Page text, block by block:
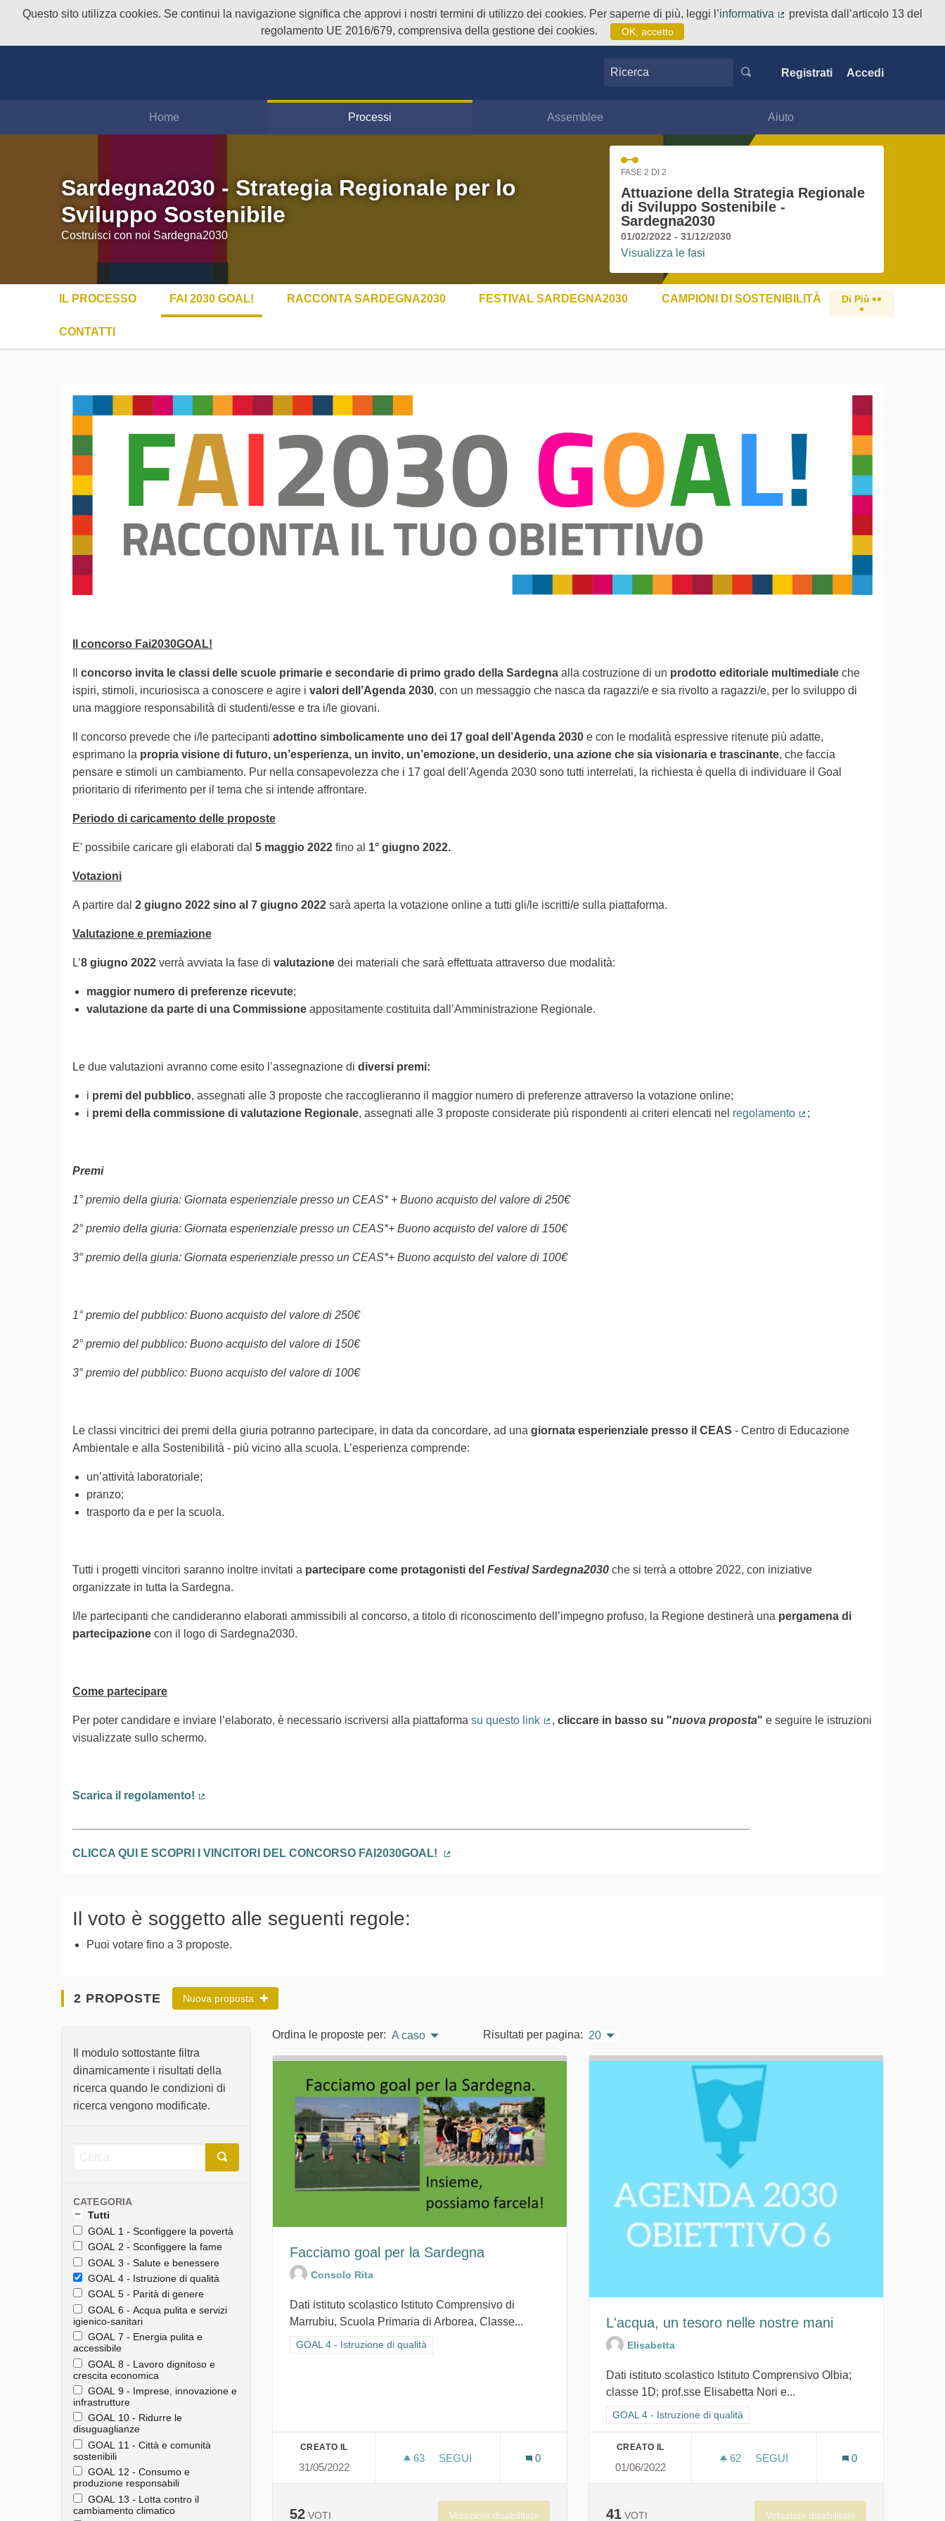
Questo sito utilizza cookies. Se continui la navigazione significa che approvi i nostri termini di utilizzo dei cookies. Per saperne di più, leggi l’informativa
prevista dall’articolo 13 del
regolamento UE 2016/679, comprensiva della gestione dei cookies.
OK, accetto
Ricerca Registrati Accedi
Home Processi Assemblee Aiuto
Sardegna2030 - Strategia Regionale per lo
Sviluppo Sostenibile
Costruisci con noi Sardegna2030
FASE 2 DI 2
Attuazione della Strategia Regionale
di Sviluppo Sostenibile -
Sardegna2030
01/02/2022 - 31/12/2030
Visualizza le fasi
IL PROCESSO FAI 2030 GOAL! RACCONTA SARDEGNA2030 FESTIVAL SARDEGNA2030 CAMPIONI DI SOSTENIBILITÀ
CONTATTI
Di Più
Il concorso Fai2030GOAL!
concorso invita le classi delle scuole primarie e secondarie di primo grado della Sardegna alla costruzione di un prodotto editoriale multimediale che
ispiri, stimoli, incuriosisca a conoscere e agire i valori dell’Agenda 2030, con un messaggio che nasca da ragazzi/e e sia rivolto a ragazzi/e, per lo sviluppo di
una maggiore responsabilità di studenti/esse e tra i/le giovani.
Il concorso prevede che i/le partecipanti adottino simbolicamente uno dei 17 goal dell’Agenda 2030 e con le modalità espressive ritenute più adatte,
esprimano la propria visione di futuro, un’esperienza, un invito, un’emozione, un desiderio, una azione che sia visionaria e trascinante, che faccia
pensare e stimoli un cambiamento. Pur nella consapevolezza che i 17 goal dell’Agenda 2030 sono tutti interrelati, la richiesta è quella di individuare il Goal
prioritario di riferimento per il tema che si intende affrontare.
Periodo di caricamento delle proposte
E' possibile caricare gli elaborati dal 5 maggio 2022 fino al 1° giugno 2022.
Votazioni
A partire dal 2 giugno 2022 sino al 7 giugno 2022 sarà aperta la votazione online a tutti gli/le iscritti/e sulla piattaforma.
Valutazione e premiazione
L’8 giugno 2022 verrà avviata la fase di valutazione dei materiali che sarà effettuata attraverso due modalità:
maggior numero di preferenze ricevute;
valutazione da parte di una Commissione appositamente costituita dall’Amministrazione Regionale.
Le due valutazioni avranno come esito l’assegnazione di diversi premi:
i premi del pubblico, assegnati alle 3 proposte che raccoglieranno il maggior numero di preferenze attraverso la votazione online;
i premi della commissione di valutazione Regionale, assegnati alle 3 proposte considerate più rispondenti ai criteri elencati nel regolamento
;
Premi
1° premio della giuria: Giornata esperienziale presso un CEAS* + Buono acquisto del valore di 250€
2° premio della giuria: Giornata esperienziale presso un CEAS*+ Buono acquisto del valore di 150€
3° premio della giuria: Giornata esperienziale presso un CEAS*+ Buono acquisto del valore di 100€
1° premio del pubblico: Buono acquisto del valore di 250€
2° premio del pubblico: Buono acquisto del valore di 150€
3° premio del pubblico: Buono acquisto del valore di 100€
Le classi vincitrici dei premi della giuria potranno partecipare, in data da concordare, ad una giornata esperienziale presso il CEAS - Centro di Educazione
Ambientale e alla Sostenibilità - più vicino alla scuola. L’esperienza comprende:
un’attività laboratoriale;
pranzo;
trasporto da e per la scuola.
Tutti i progetti vincitori saranno inoltre invitati a partecipare come protagonisti del Festival Sardegna2030 che si terrà a ottobre 2022, con iniziative
organizzate in tutta la Sardegna.
I/le partecipanti che candideranno elaborati ammissibili al concorso, a titolo di riconoscimento dell’impegno profuso, la Regione destinerà una pergamena di
partecipazione con il logo di Sardegna2030.
Come partecipare
Per poter candidare e inviare l’elaborato, è necessario iscriversi alla piattaforma su questo link
, cliccare in basso su "nuova proposta" e seguire le istruzioni
visualizzate sullo schermo.
Scarica il regolamento!
CLICCA QUI E SCOPRI I VINCITORI DEL CONCORSO FAI2030GOAL!
Il voto è soggetto alle seguenti regole:
Puoi votare fino a 3 proposte.
2 PROPOSTE Nuova proposta
Il modulo sottostante filtra
dinamicamente i risultati della
ricerca quando le condizioni di
ricerca vengono modificate.
CATEGORIA
Tutti
GOAL 1 - Sconfiggere la povertà
GOAL 2 - Sconfiggere la fame
GOAL 3 - Salute e benessere
GOAL 4 - Istruzione di qualità
GOAL 5 - Parità di genere
GOAL 6 - Acqua pulita e servizi
igienico-sanitari
GOAL 7 - Energia pulita e
accessibile
GOAL 8 - Lavoro dignitoso e
crescita economica
GOAL 9 - Imprese, innovazione e
infrastrutture
GOAL 10 - Ridurre le
disuguaglianze
GOAL 11 - Città e comunità
sostenibili
GOAL 12 - Consumo e
produzione responsabili
GOAL 13 - Lotta contro il
cambiamento climatico
Ordina le proposte per: A caso Risultati per pagina: 20
Facciamo goal per la Sardegna
Consolo Rita
Dati istituto scolastico Istituto Comprensivo di
Marrubiu, Scuola Primaria di Arborea, Classe...
Filtra i risultati per categoria: GOAL 4 - Istruzione di qualità
GOAL 4 - Istruzione di qualità
CREATO IL
31/05/2022
63 63 SOSTENITORI
SEGUI
FACCIAMO GOAL PER LA SARDEGNA
0
52 VOTI Votazioni disabilitate
L'acqua, un tesoro nelle nostre mani
Elisabetta
Dati istituto scolastico Istituto Comprensivo Olbia;
classe 1D; prof.sse Elisabetta Nori e...
Filtra i risultati per categoria: GOAL 4 - Istruzione di qualità
GOAL 4 - Istruzione di qualità
CREATO IL
01/06/2022
62 62 SOSTENITORI
SEGUI
0
41 VOTI Votazioni disabilitate